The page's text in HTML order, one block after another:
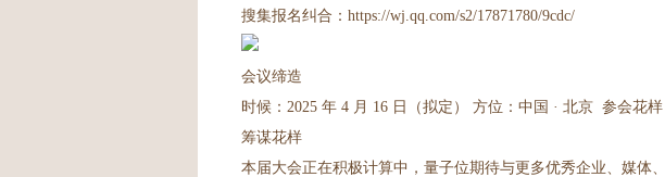
搜集报名纠合：https://wj.qq.com/s2/17871780/9cdc/
会议缔造
时候：2025 年 4 月 16 日（拟定） 方位：中国 · 北京 参会花
筹谋花样
本届大会正在积极计算中，量子位期待与更多优秀企业、媒体